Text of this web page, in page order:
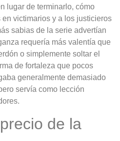
lugar de terminarlo, cómo
victimarios y a los justicieros
sabias de la serie advertían
requería más valentía que
o simplemente soltar el
de fortaleza que pocos
generalmente demasiado
servía como lección
de la